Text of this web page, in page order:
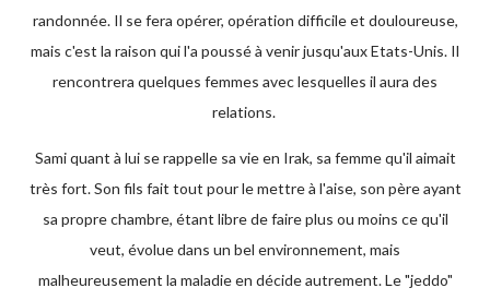
randonnée. Il se fera opérer, opération difficile et douloureuse,
mais c'est la raison qui l'a poussé à venir jusqu'aux Etats-Unis. Il
rencontrera quelques femmes avec lesquelles il aura des
relations.
Sami quant à lui se rappelle sa vie en Irak, sa femme qu'il aimait
très fort. Son fils fait tout pour le mettre à l'aise, son père ayant
sa propre chambre, étant libre de faire plus ou moins ce qu'il
veut, évolue dans un bel environnement, mais
malheureusement la maladie en décide autrement. Le "jeddo"